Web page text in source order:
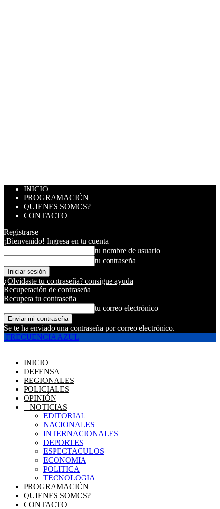
INICIO
PROGRAMACIÓN
QUIENES SOMOS?
CONTACTO
Registrarse
¡Bienvenido! Ingresa en tu cuenta
tu nombre de usuario
tu contraseña
¿Olvidaste tu contraseña? consigue ayuda
Recuperación de contraseña
Recupera tu contraseña
tu correo electrónico
Se te ha enviado una contraseña por correo electrónico.
FRECUENCIA AZUL
INICIO
DEFENSA
REGIONALES
POLICIALES
OPINIÓN
+ NOTICIAS
EDITORIAL
NACIONALES
INTERNACIONALES
DEPORTES
ESPECTACULOS
ECONOMIA
POLITICA
TECNOLOGIA
PROGRAMACIÓN
QUIENES SOMOS?
CONTACTO